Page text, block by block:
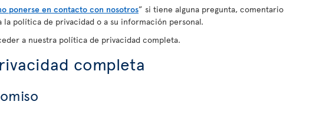
ponerse en contacto con nosotros” si tiene alguna pregunta, comentario
política de privacidad o a su información personal.
a nuestra política de privacidad completa.
completa